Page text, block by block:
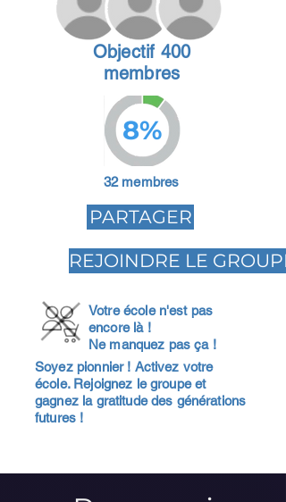
Objectif 400
membres
8%
32 membres
PARTAGER
REJOINDRE LE GROUPE
Votre école n'est pas
encore là !
Ne manquez pas ça !
Soyez pionnier ! Activez votre
école. Rejoignez le groupe et
gagnez la gratitude des générations
futures !